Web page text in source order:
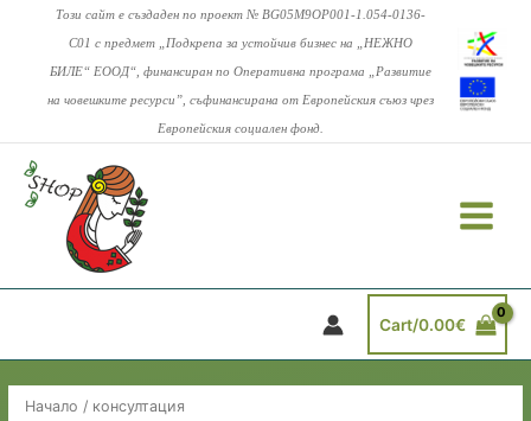
content
Този сайт е създаден по проект № BG05M9OP001-1.054-0136-
C01 с предмет „Подкрепа за устойчив бизнес на „НЕЖНО
БИЛЕ“ ЕООД“, финансиран по Оперативна програма „Развитие
на човешките ресурси”, съфинансирана от Европейския съюз чрез
Европейския социален фонд.
Main
Cart/0.00€
Начало / консултация